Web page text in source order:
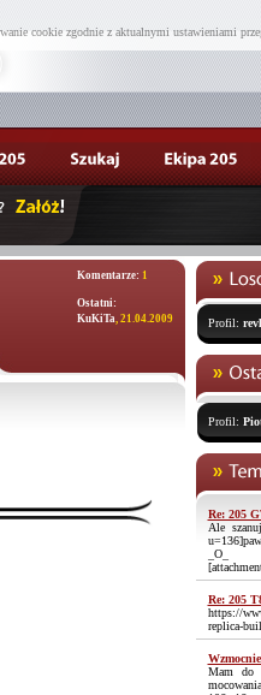
cookie zgodnie z aktualnymi ustawieniami
Komentarze: 1
Ostatni:
KuKiTa, 21.04.2009 Profil:
Profil:
Re: 205
Ale
_O_
Re: 205
https://
replica-
Mam do